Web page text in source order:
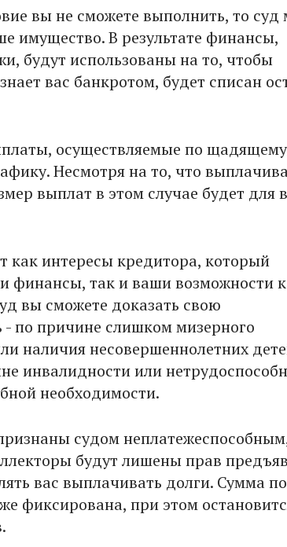
вы не сможете выполнить, то суд
имущество. В результате финансы,
будут использованы на то, чтобы
вас банкротом, будет списан
осуществляемые по
Несмотря на то, что
выплат в этом случае будет для
как интересы кредитора, который
финансы, так и ваши возможности
вы сможете доказать свою
- по причине слишком мизерного
наличия несовершеннолетних
инвалидности или
необходимости.
судом
будут лишены прав
вас выплачивать долги. Сумма по
фиксирована, при этом